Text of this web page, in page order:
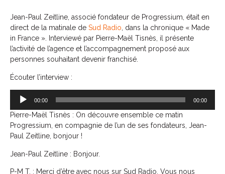
Jean-Paul Zeitline, associé fondateur de Progressium, était en
direct de la matinale de Sud Radio, dans la chronique « Made
in France ». Interviewé par Pierre-Maël Tisnès, il présente
l’activité de l’agence et l’accompagnement proposé aux
personnes souhaitant devenir franchisé.
Écouter l’interview :
Lecteur
audio
00:00 00:00
Pierre-Maël Tisnès : On découvre ensemble ce matin
Progressium, en compagnie de l’un de ses fondateurs, Jean-
Paul Zeitline, bonjour !
Jean-Paul Zeitline : Bonjour.
P-M T. : Merci d’être avec nous sur Sud Radio. Vous nous